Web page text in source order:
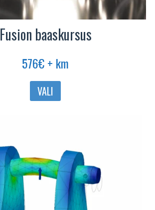
Fusion baaskursus
576€+ km
VALI
Sellel
Valikuid
saab
teha
tootelehel.